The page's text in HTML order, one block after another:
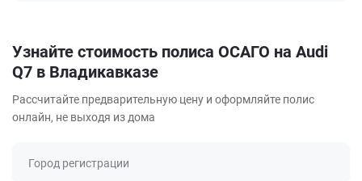
Узнайте стоимость полиса ОСАГО на Audi
Q7 в Владикавказе
Рассчитайте предварительную цену и оформляйте полис
онлайн, не выходя из дома
Город регистрации